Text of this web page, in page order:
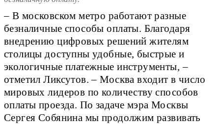
– В московском метро работают разные
безналичные способы оплаты. Благодаря
внедрению цифровых решений жителям
столицы доступны удобные, быстрые и
экологичные платежные инструменты, –
отметил Ликсутов. – Москва входит в число
мировых лидеров по количеству способов
оплаты проезда. По задаче мэра Москвы
Сергея Собянина мы продолжим развивать